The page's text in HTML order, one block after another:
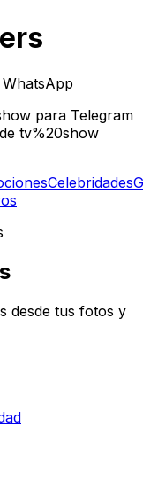
para Telegram
tv%20show
Celebridades
desde tus fotos y